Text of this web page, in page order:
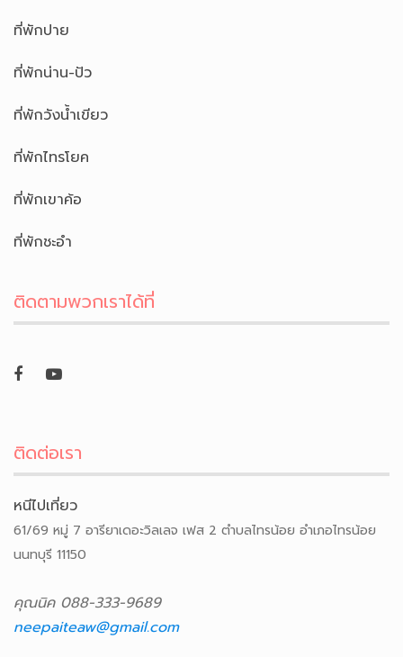
ที่พักปาย
ที่พักน่าน-ปัว
ที่พักวังน้ำเขียว
ที่พักไทรโยค
ที่พักเขาค้อ
ที่พักชะอำ
ติดตามพวกเราได้ที่
ติดต่อเรา
หนีไปเที่ยว
61/69 หมู่ 7 อารียาเดอะวิลเลจ เฟส 2 ตำบลไทรน้อย อำเภอไทรน้อย
นนทบุรี 11150
คุณนิค 088-333-9689
neepaiteaw@gmail.com